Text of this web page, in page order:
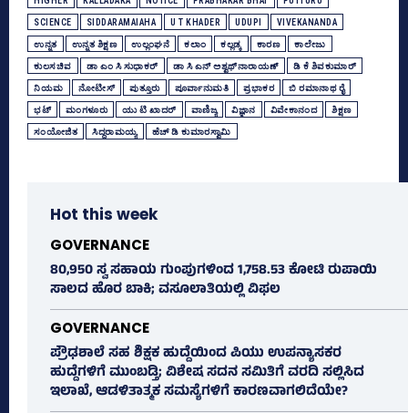
SCIENCE SIDDARAMAIAHA U T KHADER UDUPI VIVEKANANDA
ಉನ್ನತ ಉನ್ನತ ಶಿಕ್ಷಣ ಉಲ್ಲಂಘನೆ ಕಲಾಂ ಕಲ್ಲಡ್ಕ ಕಾರಣ ಕಾಲೇಜು
ಕುಲಸಚಿವ ಡಾ ಎಂ ಸಿ ಸುಧಾಕರ್‌ ಡಾ ಸಿ ಎನ್ ಅಶ್ವಥ್‌ನಾರಾಯಣ್ ಡಿ ಕೆ ಶಿವಕುಮಾರ್
ನಿಯಮ ನೋಟೀಸ್‌ ಪುತ್ತೂರು ಪೂರ್ವಾನುಮತಿ ಪ್ರಭಾಕರ ಬಿ ರಮಾನಾಥ ರೈ
ಭಟ್‌ ಮಂಗಳೂರು ಯು ಟಿ ಖಾದರ್‌ ವಾಣಿಜ್ಯ ವಿಜ್ಞಾನ ವಿವೇಕಾನಂದ ಶಿಕ್ಷಣ
ಸಂಯೋಜಿತ ಸಿದ್ದರಾಮಯ್ಯ ಹೆಚ್‌ ಡಿ ಕುಮಾರಸ್ವಾಮಿ
Hot this week
GOVERNANCE
80,950 ಸ್ವ ಸಹಾಯ ಗುಂಪುಗಳಿಂದ 1,758.53 ಕೋಟಿ ರುಪಾಯಿ
ಸಾಲದ ಹೊರ ಬಾಕಿ; ವಸೂಲಾತಿಯಲ್ಲಿ ವಿಫಲ
GOVERNANCE
ಪ್ರೌಢಶಾಲೆ ಸಹ ಶಿಕ್ಷಕ ಹುದ್ದೆಯಿಂದ ಪಿಯು ಉಪನ್ಯಾಸಕರ
ಹುದ್ದೆಗಳಿಗೆ ಮುಂಬಡ್ತಿ; ವಿಶೇಷ ಸದನ ಸಮಿತಿಗೆ ವರದಿ ಸಲ್ಲಿಸಿದ
ಇಲಾಖೆ, ಆಡಳಿತಾತ್ಮಕ ಸಮಸ್ಯೆಗಳಿಗೆ ಕಾರಣವಾಗಲಿದೆಯೇ?